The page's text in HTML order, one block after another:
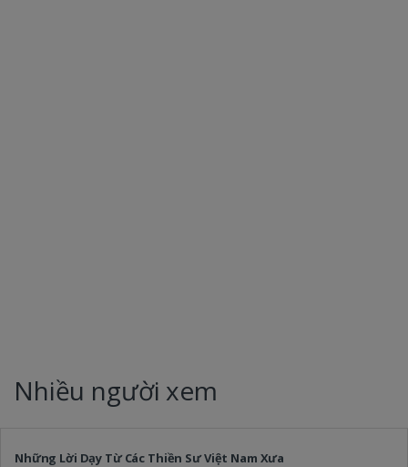
Nhiều người xem
Những Lời Dạy Từ Các Thiền Sư Việt Nam Xưa